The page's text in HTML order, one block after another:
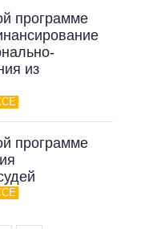
программе
из
программе